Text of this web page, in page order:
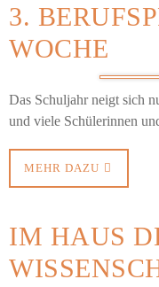
3.
WOCHE
Das Schuljahr neigt sich
und viele Schülerinnen
MEHR DAZU
IM HAUS